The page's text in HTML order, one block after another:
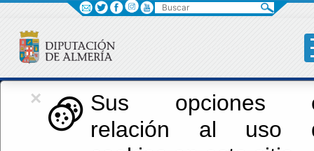
×
Sus opciones
relación al uso
Iniciativas Europeas
Buscar